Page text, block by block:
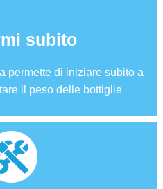
subito
permette di iniziare subito a
il peso delle bottiglie